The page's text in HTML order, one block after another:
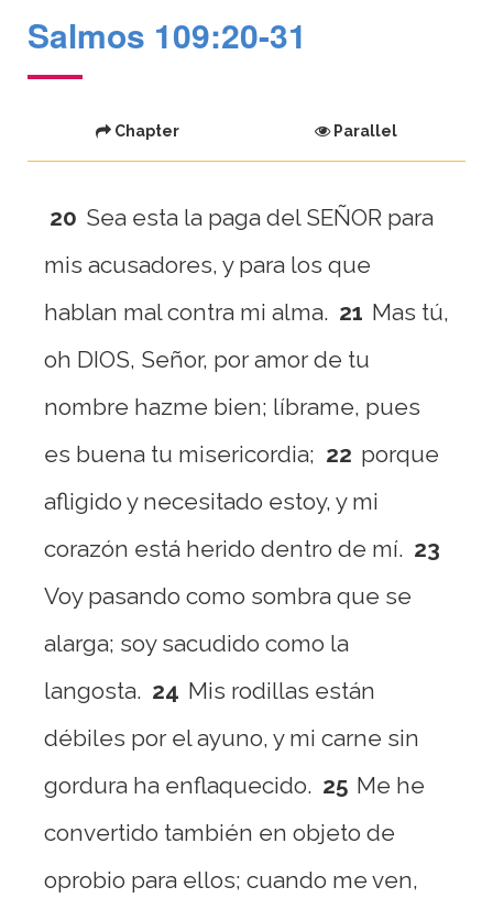
Salmos 109:20-31
Chapter Parallel
20 Sea esta la paga del SEÑOR para
mis acusadores, y para los que
hablan mal contra mi alma. 21 Mas tú,
oh DIOS, Señor, por amor de tu
nombre hazme bien; líbrame, pues
es buena tu misericordia; 22 porque
afligido y necesitado estoy, y mi
corazón está herido dentro de mí. 23
Voy pasando como sombra que se
alarga; soy sacudido como la
langosta. 24 Mis rodillas están
débiles por el ayuno, y mi carne sin
gordura ha enflaquecido. 25 Me he
convertido también en objeto de
oprobio para ellos; cuando me ven,